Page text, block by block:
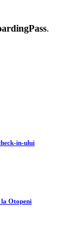
.
in-ului
la Otopeni